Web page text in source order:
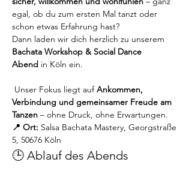
egal, ob du zum ersten Mal tanzt oder
schon etwas Erfahrung hast?
Dann laden wir dich herzlich zu unserem
Bachata Workshop & Social Dance
Abend in Köln ein.
Unser Fokus liegt auf Ankommen,
Verbindung und gemeinsamer Freude am
Tanzen – ohne Druck, ohne Erwartungen.
📍 Ort: Salsa Bachata Mastery, Georgstraße
5, 50676 Köln
🕒 Ablauf des Abends